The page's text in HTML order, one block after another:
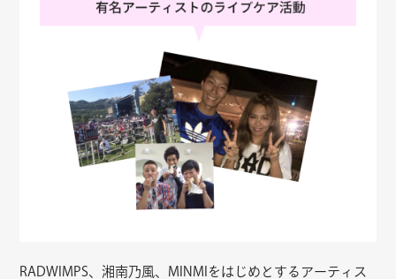
RADWIMPS、湘南乃風、MINMIをはじめとするアーティス